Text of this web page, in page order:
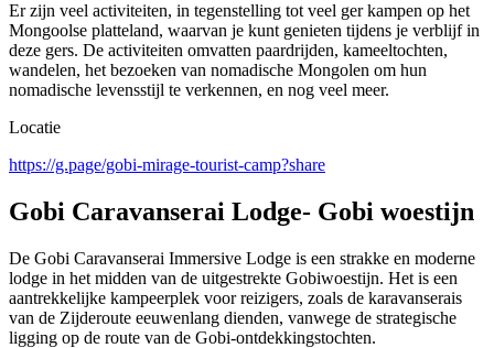
Er zijn veel activiteiten, in tegenstelling tot veel ger kampen op het
Mongoolse platteland, waarvan je kunt genieten tijdens je verblijf in
deze gers. De activiteiten omvatten paardrijden, kameeltochten,
wandelen, het bezoeken van nomadische Mongolen om hun
nomadische levensstijl te verkennen, en nog veel meer.
Locatie
https://g.page/gobi-mirage-tourist-camp?share
Gobi Caravanserai Lodge- Gobi woestijn
De Gobi Caravanserai Immersive Lodge is een strakke en moderne
lodge in het midden van de uitgestrekte Gobiwoestijn. Het is een
aantrekkelijke kampeerplek voor reizigers, zoals de karavanserais
van de Zijderoute eeuwenlang dienden, vanwege de strategische
ligging op de route van de Gobi-ontdekkingstochten.